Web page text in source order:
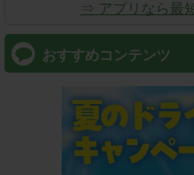
⇒ アプリなら最
おすすめコンテンツ